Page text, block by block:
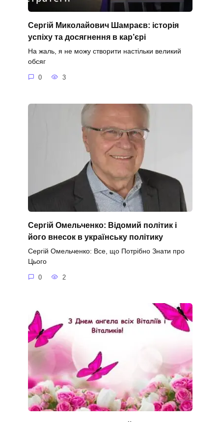
Сергій Миколайович Шамраєв: історія
успіху та досягнення в кар’єрі
На жаль, я не можу створити настільки великий
обсяг
0 3
Сергій Омельченко: Відомий політик і
його внесок в українську політику
Сергій Омельченко: Все, що Потрібно Знати про
Цього
0 2